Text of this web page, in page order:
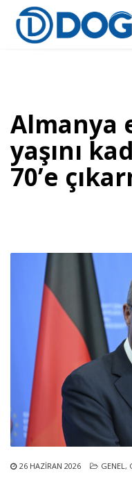
Almanya
yaşını
70’e
26 HAZIRAN 2026 GENEL ,